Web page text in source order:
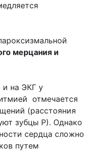
мерцания и
и на ЭКГ у
отмечается
(расстояния
зубцы Р). Однако
сердца сложно
путем